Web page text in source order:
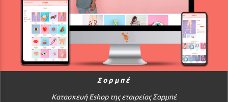
Σορμπέ
Κατασκευή Eshop της εταιρείας Σορμπέ